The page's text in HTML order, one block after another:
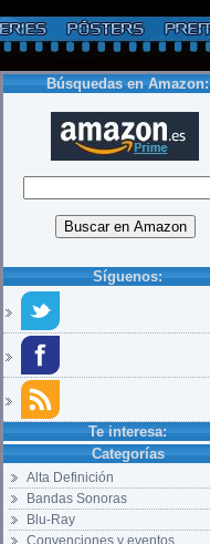
Búsquedas en Amazon:
Síguenos:
Te interesa:
Categorías
Alta Definición
Bandas Sonoras
Blu-Ray
Convenciones y eventos